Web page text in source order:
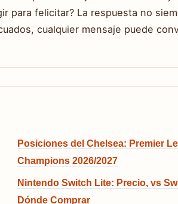
para felicitar? La respuesta no
cualquier mensaje puede
Posiciones del Chelsea: Premier
Champions 2026/2027
Nintendo Switch Lite: Precio, vs
Dónde Comprar